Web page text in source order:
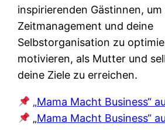
inspirierenden Gästinnen,
Zeitmanagement und deine
Selbstorganisation zu
motivieren, als Mutter und
deine Ziele zu erreichen.
„Mama Macht Business“
„Mama Macht Business“